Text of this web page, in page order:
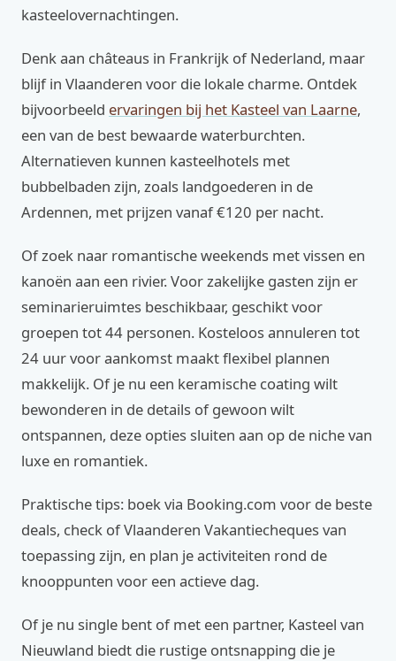
kasteelovernachtingen.
Denk aan châteaus in Frankrijk of Nederland, maar
blijf in Vlaanderen voor die lokale charme. Ontdek
bijvoorbeeld ervaringen bij het Kasteel van Laarne,
een van de best bewaarde waterburchten.
Alternatieven kunnen kasteelhotels met
bubbelbaden zijn, zoals landgoederen in de
Ardennen, met prijzen vanaf €120 per nacht.
Of zoek naar romantische weekends met vissen en
kanoën aan een rivier. Voor zakelijke gasten zijn er
seminarieruimtes beschikbaar, geschikt voor
groepen tot 44 personen. Kosteloos annuleren tot
24 uur voor aankomst maakt flexibel plannen
makkelijk. Of je nu een keramische coating wilt
bewonderen in de details of gewoon wilt
ontspannen, deze opties sluiten aan op de niche van
luxe en romantiek.
Praktische tips: boek via Booking.com voor de beste
deals, check of Vlaanderen Vakantiecheques van
toepassing zijn, en plan je activiteiten rond de
knooppunten voor een actieve dag.
Of je nu single bent of met een partner, Kasteel van
Nieuwland biedt die rustige ontsnapping die je